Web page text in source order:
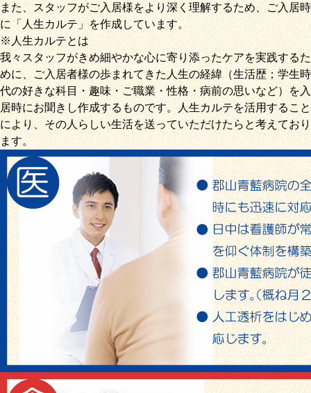
また、スタッフがご入居様をより深く理解するため、ご入居時
に「人生カルテ」を作成しています。
※人生カルテとは
我々スタッフがきめ細やかな心に寄り添ったケアを実践するた
めに、ご入居者様の歩まれてきた人生の経緯（生活歴；学生時
代の好きな科目・趣味・ご職業・性格・病前の思いなど）を入
居時にお聞きし作成するものです。人生カルテを活用すること
により、その人らしい生活を送っていただけたらと考えており
ます。